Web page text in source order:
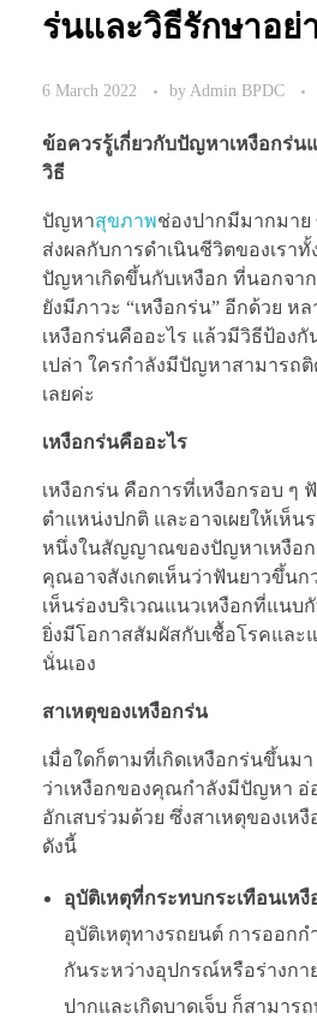
ร่นและวิธีรักษาอย่
6 March 2022 byAdmin BPDC
ข้อควรรู้เกี่ยวกับปัญหาเหงือกร่น
วิธี
ปัญหาสุขภาพช่องปากมีมากมาย
ส่งผลกับการดำเนินชีวิตของเรา
ปัญหาเกิดขึ้นกับเหงือก ที่นอกจา
ยังมีภาวะ “เหงือกร่น” อีกด้วย ห
เหงือกร่นคืออะไร แล้วมีวิธีป้อง
เปล่า ใครกำลังมีปัญหาสามารถ
เลยค่ะ
เหงือกร่นคืออะไร
เหงือกร่น คือการที่เหงือกรอบ ๆ
ตำแหน่งปกติ และอาจเผยให้เห็น
หนึ่งในสัญญาณของปัญหาเหงือก
คุณอาจสังเกตเห็นว่าฟันยาวขึ้นก
เห็นร่องบริเวณแนวเหงือกที่แนบ
ยิ่งมีโอกาสสัมผัสกับเชื้อโรคและ
นั่นเอง
สาเหตุของเหงือกร่น
เมื่อใดก็ตามที่เกิดเหงือกร่นขึ้น
ว่าเหงือกของคุณกำลังมีปัญหา อ่
อักเสบร่วมด้วย ซึ่งสาเหตุของเห
ดังนี้
อุบัติเหตุที่กระทบกระเทือนเหงื
อุบัติเหตุทางรถยนต์ การออกก
กันระหว่างอุปกรณ์หรือร่างกา
ปากและเกิดบาดเจ็บ ก็สามารถ